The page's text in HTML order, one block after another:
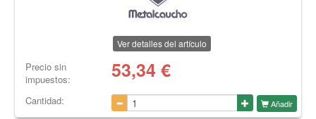
Ver detalles del artículo
Precio sin
impuestos:
53,34 €
Cantidad: Añadir